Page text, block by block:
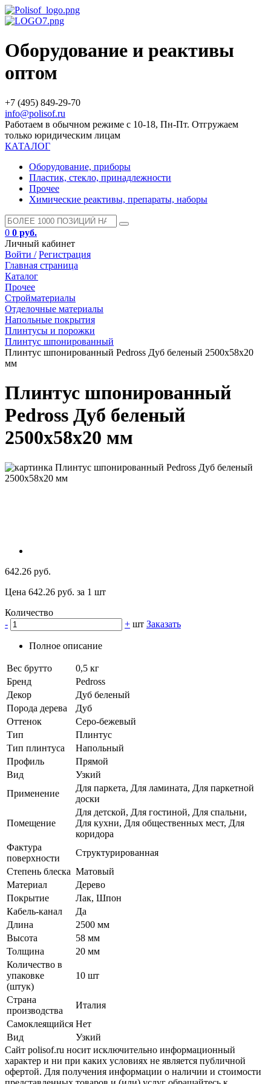
Оборудование и реактивы
оптом
+7 (495) 849-29-70
info@polisof.ru
Работаем в обычном режиме с 10-18, Пн-Пт. Отгружаем
только юридическим лицам
КАТАЛОГ
Оборудование, приборы
Пластик, стекло, принадлежности
Прочее
Химические реактивы, препараты, наборы
0 0 руб.
Личный кабинет
Войти / Регистрация
Главная страница
Каталог
Прочее
Стройматериалы
Отделочные материалы
Напольные покрытия
Плинтусы и порожки
Плинтус шпонированный
Плинтус шпонированный Pedross Дуб беленый 2500х58х20
мм
Плинтус шпонированный
Pedross Дуб беленый
2500х58х20 мм
642.26 руб.
Цена 642.26 руб. за 1 шт
Количество
-
+ шт Заказать
Полное описание
Вес брутто
0,5 кг
Бренд
Pedross
Декор
Дуб беленый
Порода дерева
Дуб
Оттенок
Серо-бежевый
Тип
Плинтус
Тип плинтуса
Напольный
Профиль
Прямой
Вид
Узкий
Применение
Для паркета, Для ламината, Для паркетной
доски
Помещение
Для детской, Для гостиной, Для спальни,
Для кухни, Для общественных мест, Для
коридора
Фактура
поверхности
Структурированная
Степень блеска Матовый
Материал
Дерево
Покрытие
Лак, Шпон
Кабель-канал
Да
Длина
2500 мм
Высота
58 мм
Толщина
20 мм
Количество в
упаковке
(штук)
10 шт
Страна
производства
Италия
Самоклеящийся Нет
Вид
Узкий
Сайт polisof.ru носит исключительно информационный
характер и ни при каких условиях не является публичной
офертой. Для получения информации о наличии и стоимости